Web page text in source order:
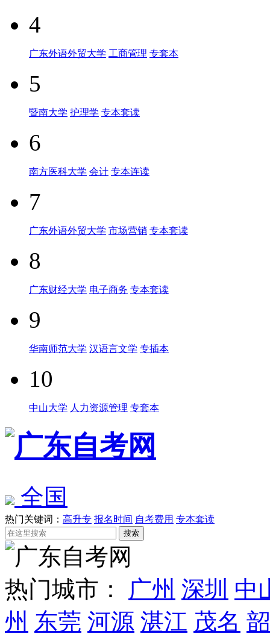
4
广东外语外贸大学 工商管理 专套本
5
暨南大学 护理学 专本套读
6
南方医科大学 会计 专本连读
7
广东外语外贸大学 市场营销 专本套读
8
广东财经大学 电子商务 专本套读
9
华南师范大学 汉语言文学 专插本
10
中山大学 人力资源管理 专套本
全国
热门关键词： 高升专 报名时间 自考费用 专本套读
热门城市： 广州 深圳 中
州 东莞 河源 湛江 茂名